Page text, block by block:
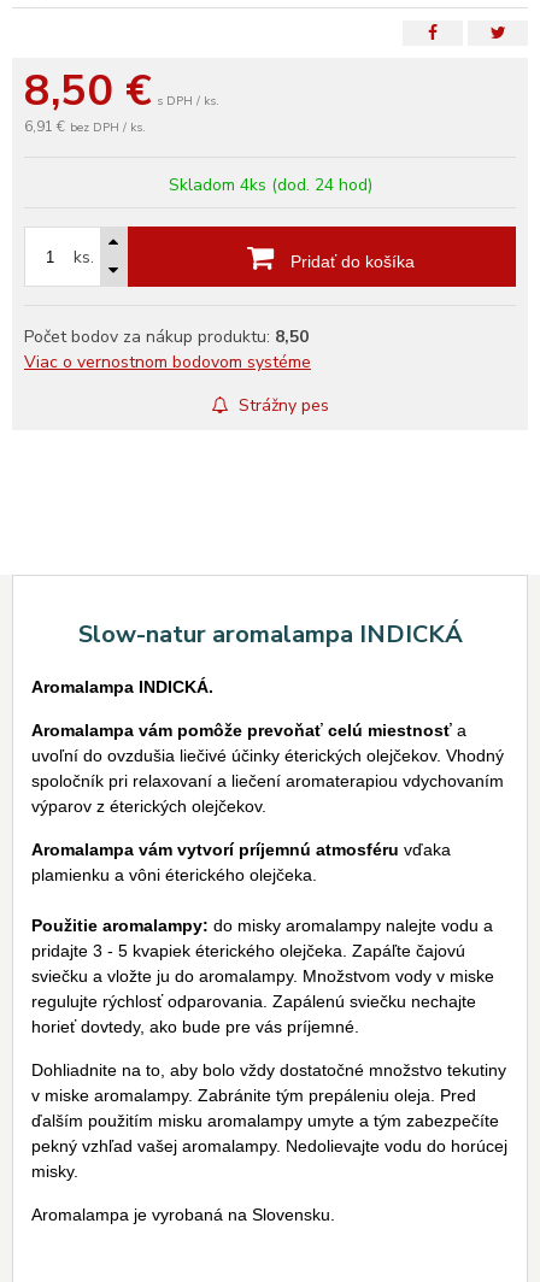
8,50 € s DPH / ks.
6,91 € bez DPH / ks.
Skladom 4ks (dod. 24 hod)
ks. Pridať do košíka
Počet bodov za nákup produktu: 8,50
Viac o vernostnom bodovom systéme
Strážny pes
Slow-natur aromalampa INDICKÁ
Aromalampa INDICKÁ.
Aromalampa vám pomôže prevoňať celú miestnosť a
uvoľní do ovzdušia liečivé účinky éterických olejčekov. Vhodný
spoločník pri relaxovaní a liečení aromaterapiou vdychovaním
výparov z éterických olejčekov.
Aromalampa vám vytvorí príjemnú atmosféru vďaka
plamienku a vôni éterického olejčeka.
Použitie aromalampy: do misky aromalampy nalejte vodu a
pridajte 3 - 5 kvapiek éterického olejčeka. Zapáľte čajovú
sviečku a vložte ju do aromalampy. Množstvom vody v miske
regulujte rýchlosť odparovania. Zapálenú sviečku nechajte
horieť dovtedy, ako bude pre vás príjemné.
Dohliadnite na to, aby bolo vždy dostatočné množstvo tekutiny
v miske aromalampy. Zabránite tým prepáleniu oleja. Pred
ďalším použitím misku aromalampy umyte a tým zabezpečíte
pekný vzhľad vašej aromalampy. Nedolievajte vodu do horúcej
misky.
Aromalampa je vyrobaná na Slovensku.